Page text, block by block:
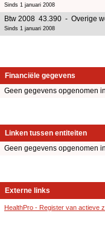
Sinds 1 januari 2008
Btw 2008 43.390 - Overige
Sinds 1 januari 2008
Financiële gegevens
Geen gegevens opgenomen
Linken tussen entiteiten
Geen gegevens opgenomen
Externe links
HealthPro - Register van actieve